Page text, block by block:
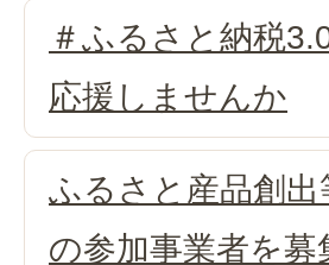
＃ふるさと納税
応援しませんか
ふるさと産品創
の参加事業者を